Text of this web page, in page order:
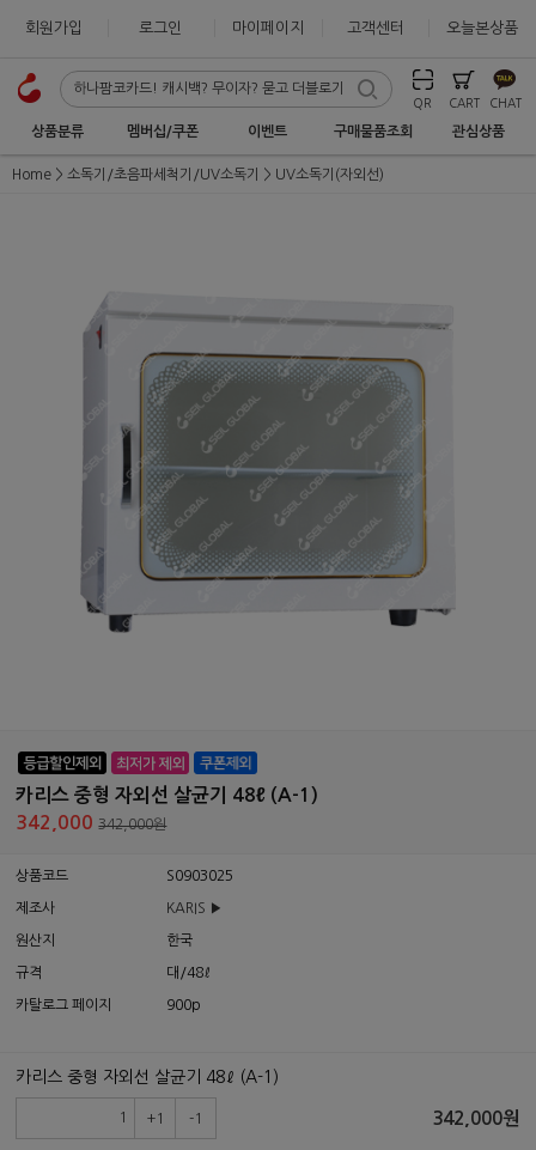
회원가입 로그인 마이페이지 고객센터 오늘본상품
QR CART CHAT
상품분류 멤버십/쿠폰 이벤트 구매물품조회 관심상품
Home 소독기/초음파세척기/UV소독기 UV소독기(자외선)
카리스 중형 자외선 살균기 48ℓ (A-1)
342,000 342,000원
상품코드 S0903025
제조사 KARIS ▶
원산지 한국
규격 대/48ℓ
카탈로그 페이지 900p
카리스 중형 자외선 살균기 48ℓ (A-1)
+1 -1 342,000원